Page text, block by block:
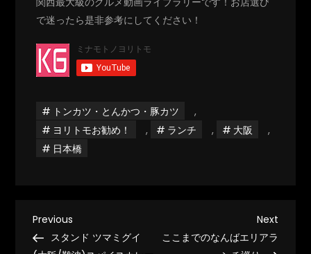
で迷ったら是非参考にしてください！
トンカツ・とんかつ・豚カツ
,
ヨリトモお勧め！
, ランチ , 大阪
,
日本橋
投
Previous
Post
Previous
スタンド ツマミグイ
Next
Next
ここまでのなんばエリアラ